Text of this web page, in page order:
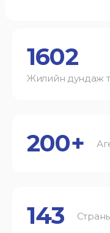
1602
Жилийн дундаж
200+
143